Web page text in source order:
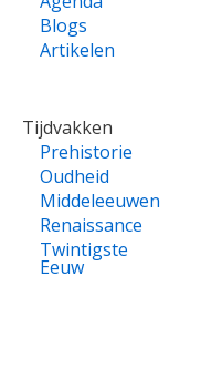
Blogs
Artikelen
Tijdvakken
Prehistorie
Oudheid
Middeleeuwen
Renaissance
Twintigste
Eeuw